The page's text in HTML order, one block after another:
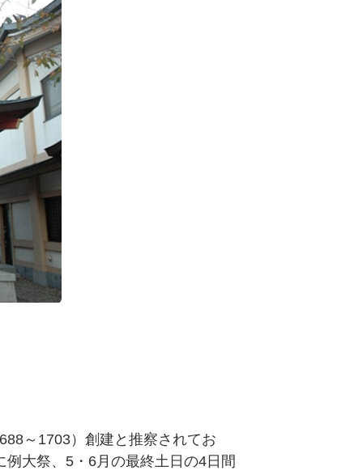
～1703）創建と推察されてお
大祭、5・6月の最終土日の4日間